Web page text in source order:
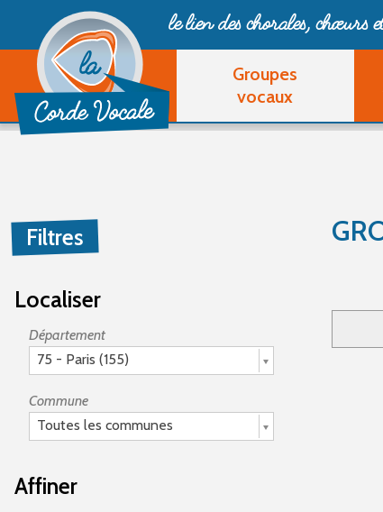
le lien des chorales, chœurs
Groupes
vocaux
Filtres
Localiser
Département
75 - Paris (155)
Commune
Toutes les communes
Affiner